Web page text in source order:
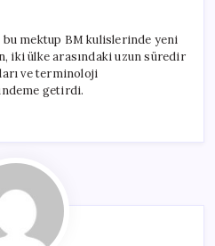
mektup BM kulislerinde yeni
iki ülke arasındaki uzun süredir
ve terminoloji
getirdi.